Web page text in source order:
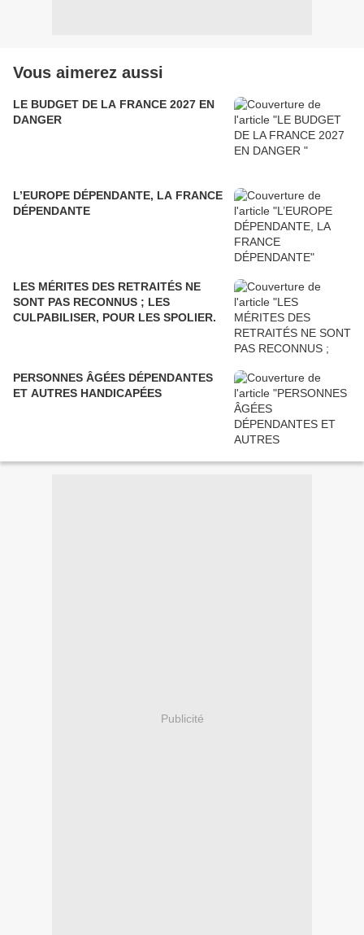
Vous aimerez aussi
LE BUDGET DE LA FRANCE 2027 EN
DANGER
L’EUROPE DÉPENDANTE, LA FRANCE
DÉPENDANTE
LES MÉRITES DES RETRAITÉS NE
SONT PAS RECONNUS ; LES
CULPABILISER, POUR LES SPOLIER.
PERSONNES ÂGÉES DÉPENDANTES
ET AUTRES HANDICAPÉES
Publicité